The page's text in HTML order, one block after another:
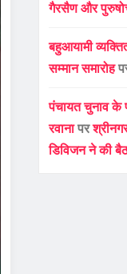
गैरसैण और
बहुआयामी
सम्मान समारोह
पंचायत चुनाव के
रवानापर
डिविजन ने की